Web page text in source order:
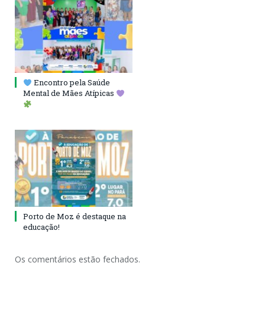
Encontro pela Saúde
Mental de Mães Atípicas
Porto de Moz é destaque na
educação!
Os comentários estão fechados.